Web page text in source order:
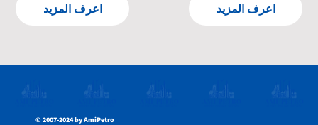
اعرف المزيد اعرف المزيد
© 2007-2024 by AmiPetro